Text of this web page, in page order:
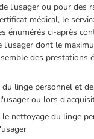
l'usager ou pour des
médical, le
énumérés ci-après
l'usager dont le
des prestations
du linge personnel et
ou lors
nettoyage du linge